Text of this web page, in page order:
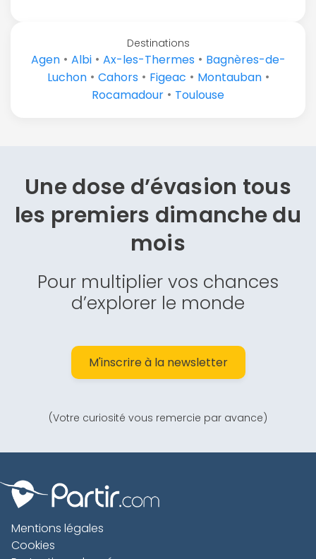
Destinations
Agen• Albi• Ax-les-Thermes • Bagnères-de-
Luchon• Cahors • Figeac • Montauban•
Rocamadour • Toulouse
Une dose d’évasion tous
les premiers dimanche du
mois
Pour multiplier vos chances
d’explorer le monde
M'inscrire à la newsletter
(Votre curiosité vous remercie par avance)
Mentions légales
Cookies